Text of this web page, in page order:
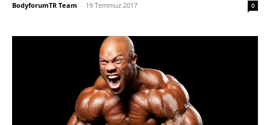
BodyforumTR Team - 19 Temmuz 2017 0